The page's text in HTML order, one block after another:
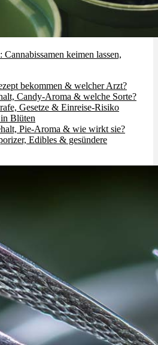
keimen lassen,
bekommen & welcher Arzt?
Candy-Aroma & welche Sorte?
Gesetze & Einreise-Risiko
Blüten
Pie-Aroma & wie wirkt sie?
Edibles & gesündere